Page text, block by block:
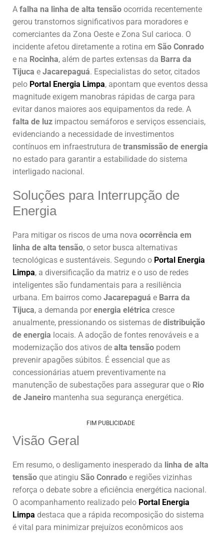
A falha na linha de alta tensão ocorrida recentemente
gerou transtornos significativos para moradores e
comerciantes da Zona Oeste e Zona Sul carioca. O
incidente afetou diretamente a rotina em São Conrado
e na Rocinha, além de partes extensas da Barra da
Tijuca e Jacarepaguá. Especialistas do setor, citados
pelo Portal Energia Limpa, apontam que eventos dessa
magnitude exigem manobras rápidas de carga para
evitar danos maiores aos equipamentos da rede. A
falta de luz impactou semáforos e serviços essenciais,
evidenciando a necessidade de investimentos
contínuos em infraestrutura de transmissão de energia
no estado para garantir a estabilidade do sistema
interligado nacional.
Soluções para Interrupção de
Energia
Para mitigar os riscos de uma nova ocorrência em
linha de alta tensão, o setor busca alternativas
tecnológicas e sustentáveis. Segundo o Portal Energia
Limpa, a diversificação da matriz e o uso de redes
inteligentes são fundamentais para a resiliência
urbana. Em bairros como Jacarepaguá e Barra da
Tijuca, a demanda por energia elétrica cresce
anualmente, pressionando os sistemas de distribuição
de energia locais. A adoção de fontes renováveis e a
modernização dos ativos de alta tensão podem
prevenir apagões súbitos. É essencial que as
concessionárias atuem preventivamente na
manutenção de subestações para assegurar que o Rio
de Janeiro mantenha sua segurança energética.
FIM PUBLICIDADE
Visão Geral
Em resumo, o desligamento inesperado da linha de alta
tensão que atingiu São Conrado e regiões vizinhas
reforça o debate sobre a eficiência energética nacional.
O acompanhamento realizado pelo Portal Energia
Limpa destaca que a rápida recomposição do sistema
é vital para minimizar prejuízos econômicos aos